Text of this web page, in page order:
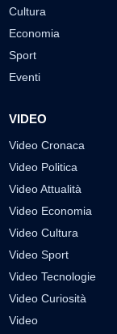
Cultura
Economia
Sport
Eventi
VIDEO
Video Cronaca
Video Politica
Video Attualità
Video Economia
Video Cultura
Video Sport
Video Tecnologie
Video Curiosità
Video